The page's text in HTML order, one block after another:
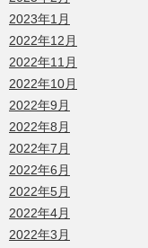
2023年1月
2022年12月
2022年11月
2022年10月
2022年9月
2022年8月
2022年7月
2022年6月
2022年5月
2022年4月
2022年3月